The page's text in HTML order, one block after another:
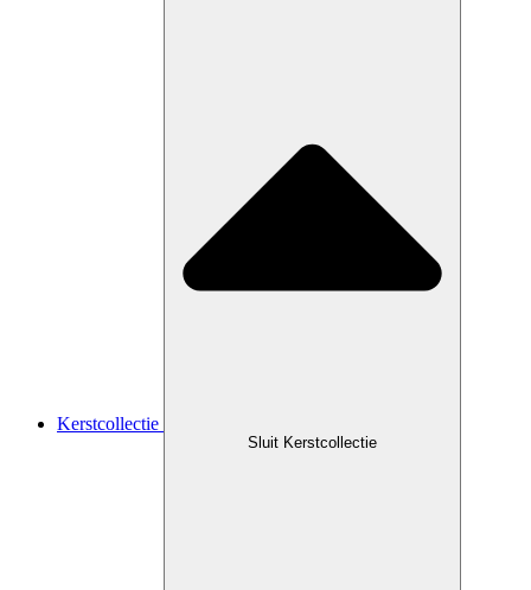
Kerstcollectie
Sluit Kerstcollectie